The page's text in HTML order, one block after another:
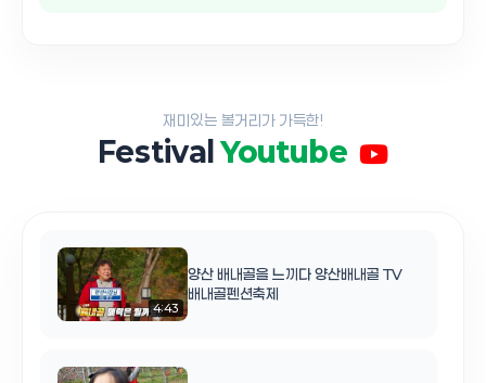
재미있는 볼거리가 가득한!
FestivalYoutube
4:43
양산 배내골을 느끼다 양산배내골 TV
배내골펜션축제